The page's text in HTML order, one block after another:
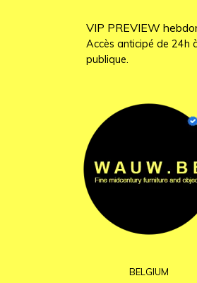
VIP PREVIEW
Accès anticipé de 24h
publique.
BELGIUM